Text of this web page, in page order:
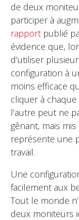
de deux
participer à
rapport publié
évidence que,
d’utiliser
configuration à
moins efficace
cliquer à
l’autre peut ne
gênant, mais mis
représente une
travail.
Une
facilement aux
Tout le monde
deux moniteurs